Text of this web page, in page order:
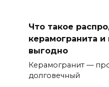
Что такое
керамогранита и
выгодно
Керамогранит —
долговечный